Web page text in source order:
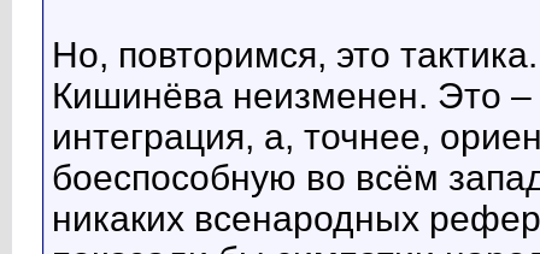
Но, повторимся, это
Кишинёва неизменен. Это –
интеграция, а, точнее,
боеспособную во всём
никаких всенародных